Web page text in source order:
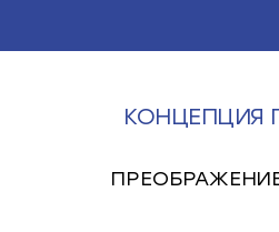
КОНЦЕПЦИЯ